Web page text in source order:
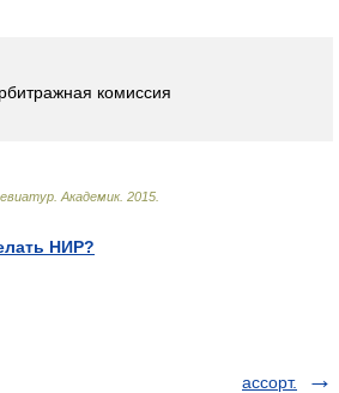
комиссия
Академик. 2015
НИР?
ассорт.